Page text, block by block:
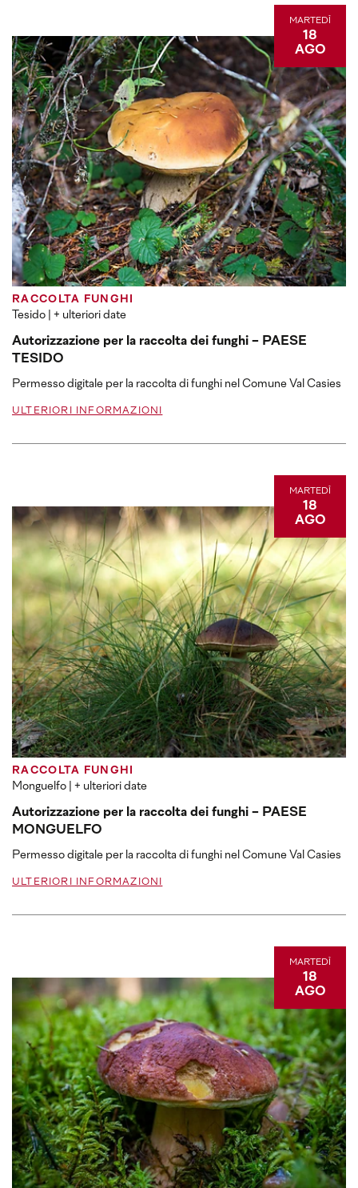
MARTEDÌ
18
AGO
RACCOLTA FUNGHI
Tesido | + ulteriori date
Autorizzazione per la raccolta dei funghi - PAESE
TESIDO
Permesso digitale per la raccolta di funghi nel Comune Val Casies
ULTERIORI INFORMAZIONI
MARTEDÌ
18
AGO
RACCOLTA FUNGHI
Monguelfo | + ulteriori date
Autorizzazione per la raccolta dei funghi - PAESE
MONGUELFO
Permesso digitale per la raccolta di funghi nel Comune Val Casies
ULTERIORI INFORMAZIONI
MARTEDÌ
18
AGO